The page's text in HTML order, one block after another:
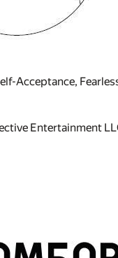
Acceptance,
Entertainment